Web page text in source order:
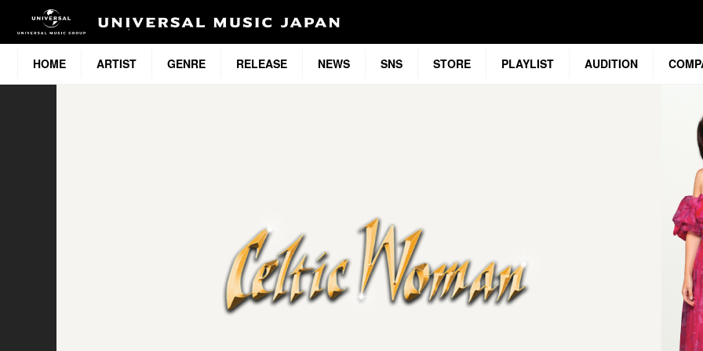
HOME ARTIST GENRE RELEASE NEWS SNS STORE PLAYLIST AUDITION